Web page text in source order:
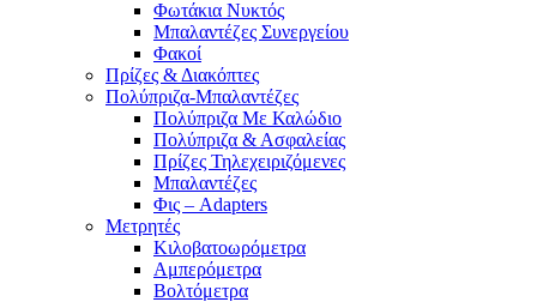
Φωτάκια Νυκτός
Μπαλαντέζες Συνεργείου
Φακοί
Πρίζες & Διακόπτες
Πολύπριζα-Μπαλαντέζες
Πολύπριζα Με Καλώδιο
Πολύπριζα & Ασφαλείας
Πρίζες Τηλεχειριζόμενες
Μπαλαντέζες
Φις – Adapters
Μετρητές
Κιλοβατοωρόμετρα
Αμπερόμετρα
Βολτόμετρα